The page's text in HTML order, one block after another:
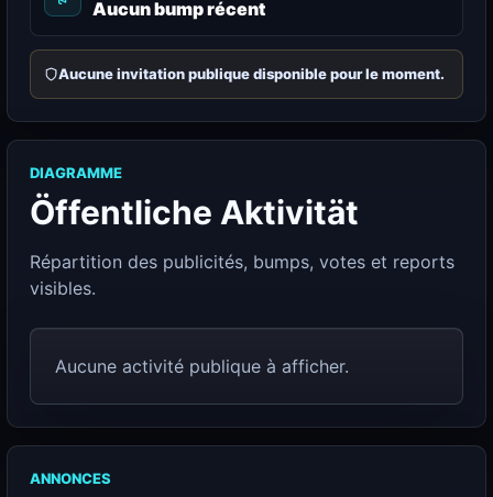
Aucun bump récent
Aucune invitation publique disponible pour le moment.
DIAGRAMME
Öffentliche Aktivität
Répartition des publicités, bumps, votes et reports
visibles.
Aucune activité publique à afficher.
ANNONCES